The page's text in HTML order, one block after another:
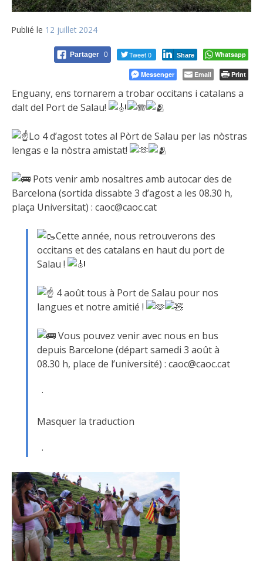
Publié le 12 juillet 2024
Partager 0 Tweet 0 Share Whatsapp
Messenger Email Print
Enguany, ens tornarem a trobar occitans i catalans a
dalt del Port de Salau!
Lo 4 d’agost totes al Pòrt de Salau per las nòstras
lengas e la nòstra amistat!
Pots venir amb nosaltres amb autocar des de
Barcelona (sortida dissabte 3 d’agost a les 08.30 h,
plaça Universitat) : caoc@caoc.cat
Cette année, nous retrouverons des
occitans et des catalans en haut du port de
Salau !
4 août tous à Port de Salau pour nos
langues et notre amitié !
Vous pouvez venir avec nous en bus
depuis Barcelone (départ samedi 3 août à
08.30 h, place de l’université) : caoc@caoc.cat
·
Masquer la traduction
·